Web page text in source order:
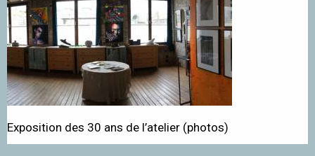
Exposition des 30 ans de l’atelier (photos)